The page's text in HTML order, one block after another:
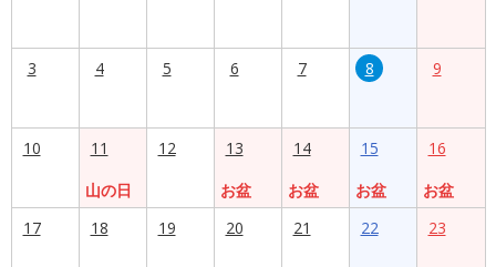
3 4 5 6 7 8 9
10
11
山の日
12
13
お盆
14
お盆
15
お盆
16
お盆
17
18 19 20 21 22 23